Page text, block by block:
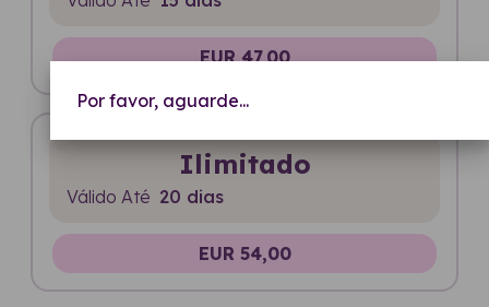
Por favor, aguarde...
EUR 47,00
Ilimitado
Válido Até 20 dias
EUR 54,00